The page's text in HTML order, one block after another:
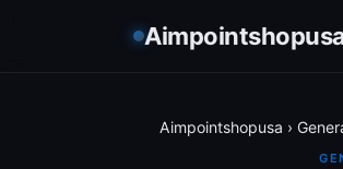
Aimpointshopusa ›